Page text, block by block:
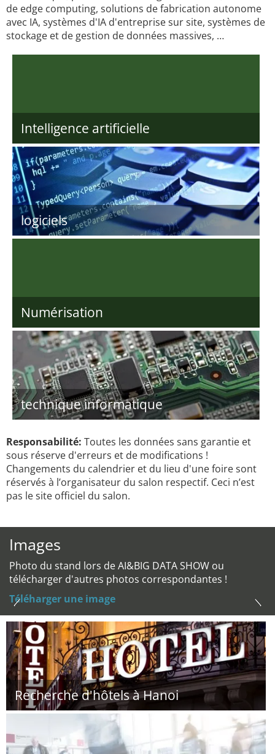
de edge computing, solutions de fabrication autonome
avec IA, systèmes d'IA d'entreprise sur site, systèmes de
stockage et de gestion de données massives, …
Intelligence artificielle
logiciels
Numérisation
technique informatique
Responsabilité: Toutes les données sans garantie et
sous réserve d'erreurs et de modifications !
Changements du calendrier et du lieu d'une foire sont
réservés à l’organisateur du salon respectif. Ceci n’est
pas le site officiel du salon.
Images
Photo du stand lors de AI&BIG DATA SHOW ou
télécharger d'autres photos correspondantes !
Téléharger une image
Recherche d'hôtels à Hanoi